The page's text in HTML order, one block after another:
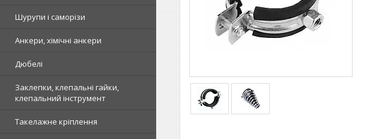
Шурупи і саморізи
Анкери, хімічні анкери
Дюбелі
Заклепки, клепальні гайки,
клепальний інструмент
Такелажне кріплення